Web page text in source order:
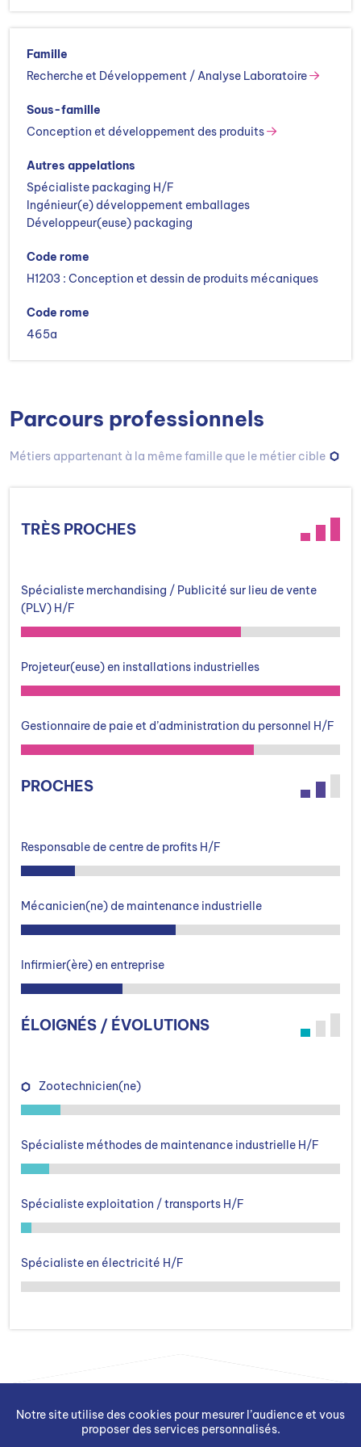
Famille
Recherche et Développement / Analyse Laboratoire
Sous-famille
Conception et développement des produits
Autres appelations
Spécialiste packaging H/F
Ingénieur(e) développement emballages
Développeur(euse) packaging
Code rome
H1203 : Conception et dessin de produits mécaniques
Code rome
465a
Parcours professionnels
Métiers appartenant à la même famille que le métier cible
TRÈS PROCHES
Spécialiste merchandising / Publicité sur lieu de vente
(PLV) H/F
Projeteur(euse) en installations industrielles
Gestionnaire de paie et d’administration du personnel H/F
PROCHES
Responsable de centre de profits H/F
Mécanicien(ne) de maintenance industrielle
Infirmier(ère) en entreprise
ÉLOIGNÉS / ÉVOLUTIONS
Zootechnicien(ne)
Spécialiste méthodes de maintenance industrielle H/F
Spécialiste exploitation / transports H/F
Spécialiste en électricité H/F
Notre site utilise des cookies pour mesurer l’audience et vous
proposer des services personnalisés.